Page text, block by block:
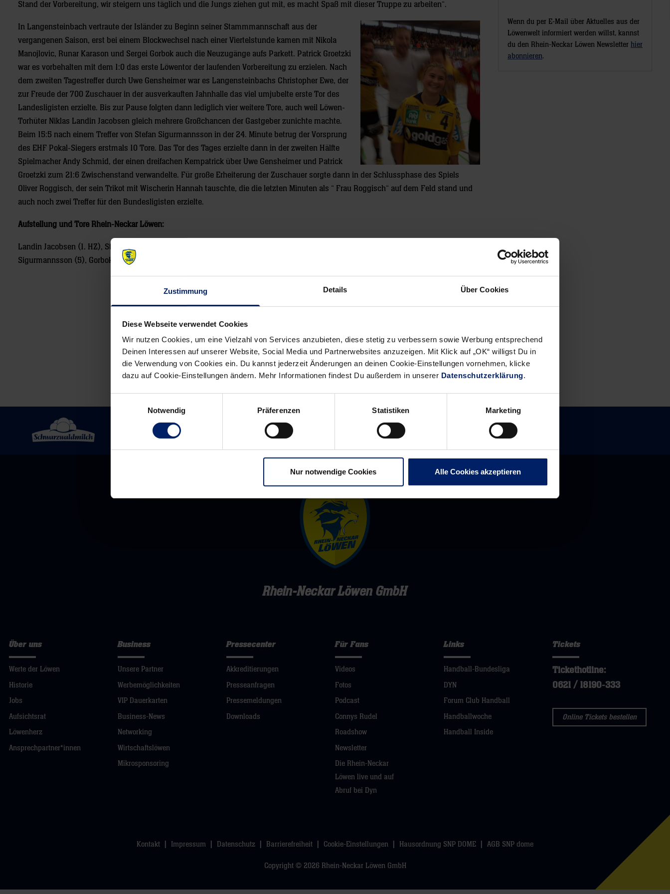
Zustimmung Details Über Cookies
Diese Webseite verwendet Cookies
Wir nutzen Cookies, um eine Vielzahl von Services anzubieten, diese stetig zu verbessern sowie Werbung entsprechend
Deinen Interessen auf unserer Website, Social Media und Partnerwebsites anzuzeigen. Mit Klick auf „OK“ willigst Du in
die Verwendung von Cookies ein. Du kannst jederzeit Änderungen an deinen Cookie-Einstellungen vornehmen, klicke
dazu auf Cookie-Einstellungen ändern. Mehr Informationen findest Du außerdem in unserer Datenschutzerklärung.
Notwendig
Präferenzen Statistiken Marketing
Nur notwendige Cookies Alle Cookies akzeptieren
Stand der Vorbereitung, wir steigern uns täglich und die Jungs ziehen gut mit, es macht Spaß mit dieser Truppe zu arbeiten“.
In Langensteinbach vertraute der Isländer zu Beginn seiner Stammmannschaft aus der
vergangenen Saison, erst bei einem Blockwechsel nach einer Viertelstunde kamen mit Nikola
Manojlovic, Runar Karason und Sergei Gorbok auch die Neuzugänge aufs Parkett. Patrick Groetzki
war es vorbehalten mit dem 1:0 das erste Löwentor der laufenden Vorbereitung zu erzielen. Nach
dem zweiten Tagestreffer durch Uwe Gensheimer war es Langensteinbachs Christopher Ewe, der
zur Freude der 700 Zuschauer in der ausverkauften Jahnhalle das viel umjubelte erste Tor des
Landesligisten erzielte. Bis zur Pause folgten dann lediglich vier weitere Tore, auch weil Löwen-
Torhüter Niklas Landin Jacobsen gleich mehrere Großchancen der Gastgeber zunichte machte.
Beim 15:5 nach einem Treffer von Stefan Sigurmannsson in der 24. Minute betrug der Vorsprung
des EHF Pokal-Siegers erstmals 10 Tore. Das Tor des Tages erzielte dann in der zweiten Hälfte
Spielmacher Andy Schmid, der einen dreifachen Kempatrick über Uwe Gensheimer und Patrick
Groetzki zum 21:6 Zwischenstand verwandelte. Für große Erheiterung der Zuschauer sorgte dann in der Schlussphase des Spiels
Oliver Roggisch, der sein Trikot mit Wischerin Hannah tauschte, die die letzten Minuten als “ Frau Roggisch“ auf dem Feld stand und
auch noch zwei Treffer für den Bundesligisten erzielte.
Aufstellung und Tore Rhein-Neckar Löwen:
Landin Jacobsen (1. HZ), Stojanovic (2.HZ); Schmid (3), Gensheimer (6/3), Hannah Roggisch („2“), I. Guardiola (1), Manojlovic (1),
Sigurmannsson (5), Gorbok (2), Myrhol (3), Groetzki (5), Karason (3), Ekdahl Du Rietz (3), G. Guardiola (4)
Wenn du per E-Mail über Aktuelles aus der
Löwenwelt informiert werden willst, kannst
du den Rhein-Neckar Löwen Newsletter hier
abonnieren.
Ausverkauft:
Löwen
vor
dem
ersten
Tim
Suton:
Hoffnungsträger
für
den
deutschen
Rhein-Neckar Löwen GmbH
Über uns
Werte der Löwen
Historie
Jobs
Aufsichtsrat
Löwenherz
Ansprechpartner*innen
Business
Unsere Partner
Werbemöglichkeiten
VIP Dauerkarten
Business-News
Networking
Wirtschaftslöwen
Mikrosponsoring
Pressecenter
Akkreditierungen
Presseanfragen
Pressemeldungen
Downloads
Für Fans
Videos
Fotos
Podcast
Connys Rudel
Roadshow
Newsletter
Die Rhein-Neckar
Löwen live und auf
Abruf bei Dyn
Links
Handball-Bundesliga
DYN
Forum Club Handball
Handballwoche
Handball Inside
Tickets
Tickethotline:
0621 / 18190-333
Online Tickets bestellen
Kontakt Impressum Datenschutz Barrierefreiheit Cookie-Einstellungen Hausordnung SNP DOME AGB SNP dome
Copyright © 2026 Rhein-Neckar Löwen GmbH